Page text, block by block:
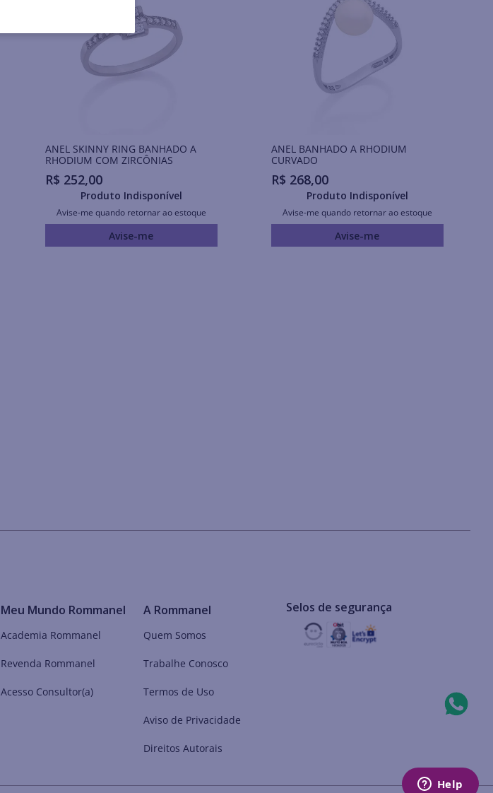
ANEL SKINNY RING BANHADO A
RHODIUM COM ZIRCÔNIAS
R$ 252,00
Produto Indisponível
Avise-me quando retornar ao estoque
Avise-me
ANEL BANHADO A RHODIUM
CURVADO
R$ 268,00
Produto Indisponível
Avise-me quando retornar ao estoque
Avise-me
Meu Mundo Rommanel
Academia Rommanel
Revenda Rommanel
Acesso Consultor(a)
A Rommanel
Quem Somos
Trabalhe Conosco
Termos de Uso
Aviso de Privacidade
Direitos Autorais
Selos de segurança